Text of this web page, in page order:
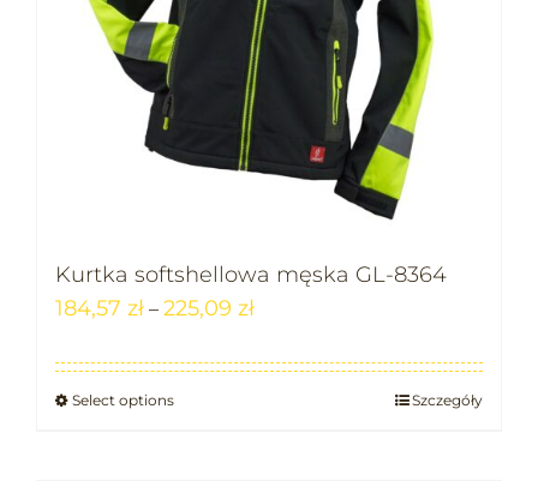
Kurtka softshellowa męska GL-8364
184,57 zł – 225,09 zł
Select options Szczegóły